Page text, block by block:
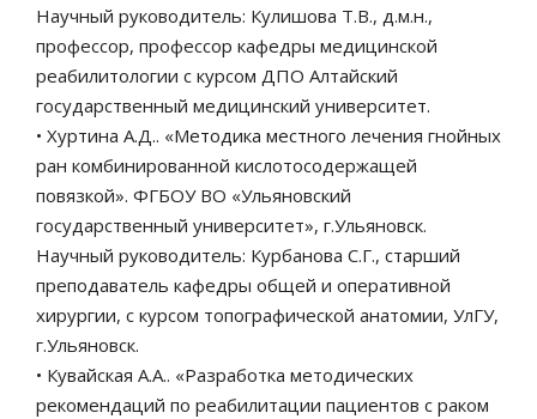
Научный руководитель: Кулишова Т.В., д.м.н.,
профессор, профессор кафедры медицинской
реабилитологии с курсом ДПО Алтайский
государственный медицинский университет.
• Хуртина А.Д.. «Методика местного лечения гнойных
ран комбинированной кислотосодержащей
повязкой». ФГБОУ ВО «Ульяновский
государственный университет», г.Ульяновск.
Научный руководитель: Курбанова С.Г., старший
преподаватель кафедры общей и оперативной
хирургии, с курсом топографической анатомии, УлГУ,
г.Ульяновск.
• Кувайская А.А.. «Разработка методических
рекомендаций по реабилитации пациентов с раком